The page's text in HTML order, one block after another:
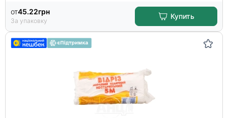
от45.22грн
За упаковку
Купить